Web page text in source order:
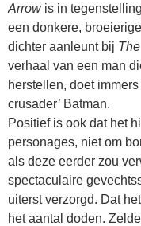
Arrowis in
een donkere,
dichter aanleunt bij
verhaal van een man
herstellen, doet
crusader’ Batman.
Positief is ook dat het
personages, niet om
als deze eerder zou
spectaculaire
uiterst verzorgd. Dat
het aantal doden.